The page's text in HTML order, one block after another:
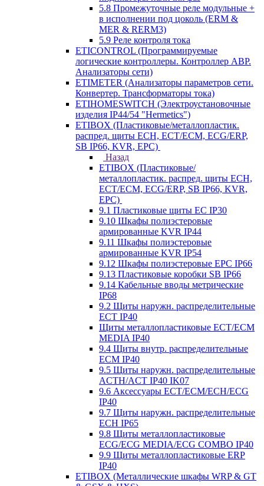
5.8 Промежуточные реле модульные +
в исполнении под цоколь (ERM &
MER & RERM3)
5.9 Реле контроля тока
ETICONTROL (Программируемые
логические контроллеры. Контроллер АВР.
Анализаторы сети)
ETIMETER (Анализаторы параметров сети.
Конвертер. Трансформаторы тока)
ETIHOMESWITCH (Электроустановочные
изделия IP44/54 "Hermetics")
ETIBOX (Пластиковые/металлопластик.
распред. щиты ECH, ECT/ECM, ECG/ERP,
SB IP66, KVR, EPC)
Назад
ETIBOX (Пластиковые/
металлопластик. распред. щиты ECH,
ECT/ECM, ECG/ERP, SB IP66, KVR,
EPC)
9.1 Пластиковые щиты EC IP30
9.10 Шкафы полиэстеровые
армированные KVR IP44
9.11 Шкафы полиэстеровые
армированные KVR IP54
9.12 Шкафы полиэстеровые EPC IP66
9.13 Пластиковые коробки SB IP66
9.14 Кабельные вводы метрические
IP68
9.2 Щиты наружн. распределительные
ECT IP40
Щиты металлопластиковые ECT/ECM
MEDIA IP40
9.4 Щиты внутр. распределительные
ECМ IP40
9.5 Щиты наружн. распределительные
ACTH/ACT IP40 IK07
9.6 Аксессуары ECT/ECM/ECH/ECG
IP40
9.7 Щиты наружн. распределительные
ECH IP65
9.8 Щиты металлопластиковые
ECG/ECG MEDIA/ECG COMBO IP40
9.9 Щиты металлопластиковые ERP
IP40
ETIBOX (Металлические шкафы WRP & GT